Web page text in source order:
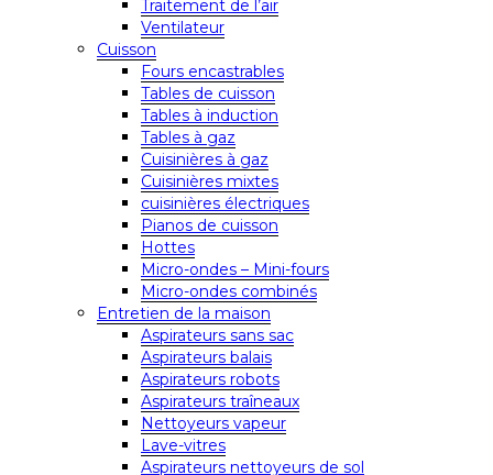
Traitement de l’air
Ventilateur
Cuisson
Fours encastrables
Tables de cuisson
Tables à induction
Tables à gaz
Cuisinières à gaz
Cuisinières mixtes
cuisinières électriques
Pianos de cuisson
Hottes
Micro-ondes – Mini-fours
Micro-ondes combinés
Entretien de la maison
Aspirateurs sans sac
Aspirateurs balais
Aspirateurs robots
Aspirateurs traîneaux
Nettoyeurs vapeur
Lave-vitres
Aspirateurs nettoyeurs de sol